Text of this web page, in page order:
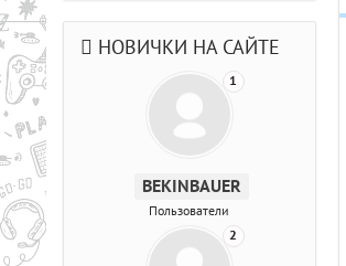
НОВИЧКИ НА САЙТЕ
1
BEKINBAUER
Пользователи
2